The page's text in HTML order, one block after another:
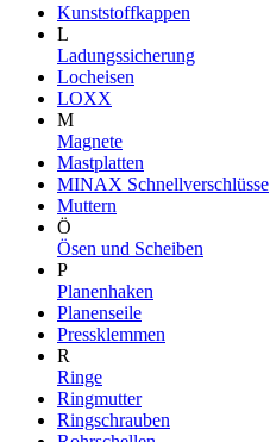
Kunststoffkappen
L
Ladungssicherung
Locheisen
LOXX
M
Magnete
Mastplatten
MINAX Schnellverschlüsse
Muttern
Ö
Ösen und Scheiben
P
Planenhaken
Planenseile
Pressklemmen
R
Ringe
Ringmutter
Ringschrauben